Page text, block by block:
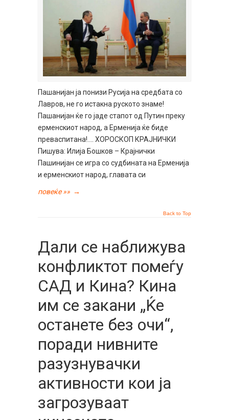
Пашанијан ја понизи Русија на средбата со
Лавров, не го истакна руското знаме!
Пашанијан ќе го јаде стапот од Путин преку
ерменскиот народ, а Ерменија ќе биде
преваспитана!…. ХОРОСКОП КРАЈНИЧКИ
Пишува: Илија Бошков – Крајнички
Пашинијан се игра со судбината на Ерменија
и ерменскиот народ, главата си
повеќе »» →
Back to Top
Дали се наближува
конфликтот помеѓу
САД и Кина? Кина
им се закани „Ќе
останете без очи“,
поради нивните
разузнувачки
активности кои ја
загрозуваат